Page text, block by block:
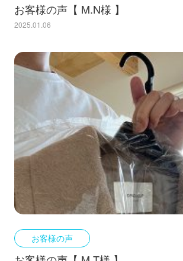
お客様の声【 M.N様 】
2025.01.06
お客様の声